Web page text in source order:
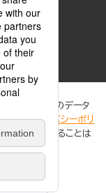
からコンテンツ使用許諾を
第6091713号)です。
こちら。
にCookie等のデータ
、「プライバシーポリ
情報を追跡することは